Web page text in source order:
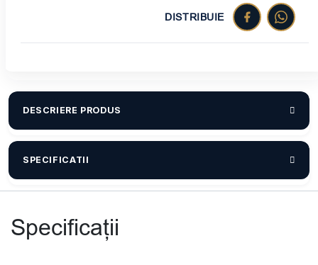
DISTRIBUIE
DESCRIERE PRODUS
SPECIFICATII
Specificații